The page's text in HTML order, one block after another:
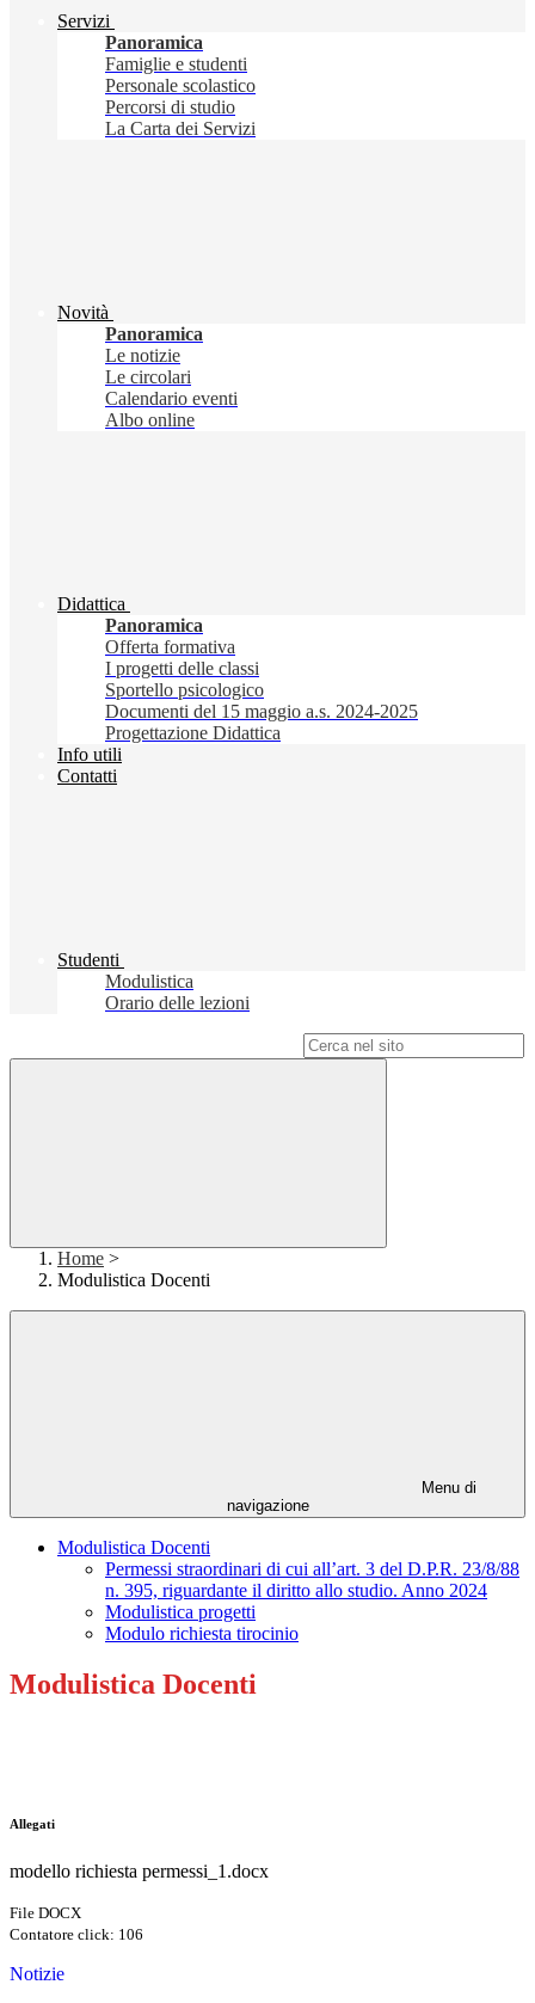
Servizi
Panoramica
Famiglie e studenti
Personale scolastico
Percorsi di studio
La Carta dei Servizi
Novità
Panoramica
Le notizie
Le circolari
Calendario eventi
Albo online
Didattica
Panoramica
Offerta formativa
I progetti delle classi
Sportello psicologico
Documenti del 15 maggio a.s. 2024-2025
Progettazione Didattica
Info utili
Contatti
Studenti
Modulistica
Orario delle lezioni
Home >
Modulistica Docenti
Menu di
navigazione
Modulistica Docenti
Permessi straordinari di cui all’art. 3 del D.P.R. 23/8/88
n. 395, riguardante il diritto allo studio. Anno 2024
Modulistica progetti
Modulo richiesta tirocinio
Modulistica Docenti
Allegati
modello richiesta permessi_1.docx
File DOCX
Contatore click: 106
Notizie